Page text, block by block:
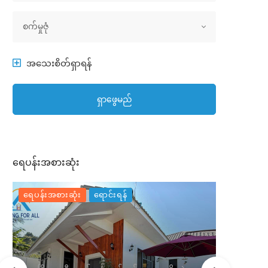
အိမ်အမျိုးအစား
စက်မှုဇုံ
အသေးစိတ်ရှာရန်
ရှာဖွေမည်
ရေပန်းအစားဆုံး
ရေပန်းအစားဆုံး ရောင်းရန်